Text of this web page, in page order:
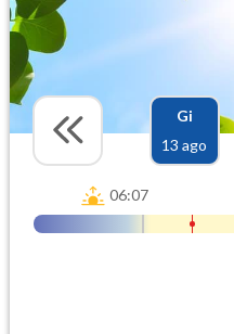
Gi
13 ago
06:07